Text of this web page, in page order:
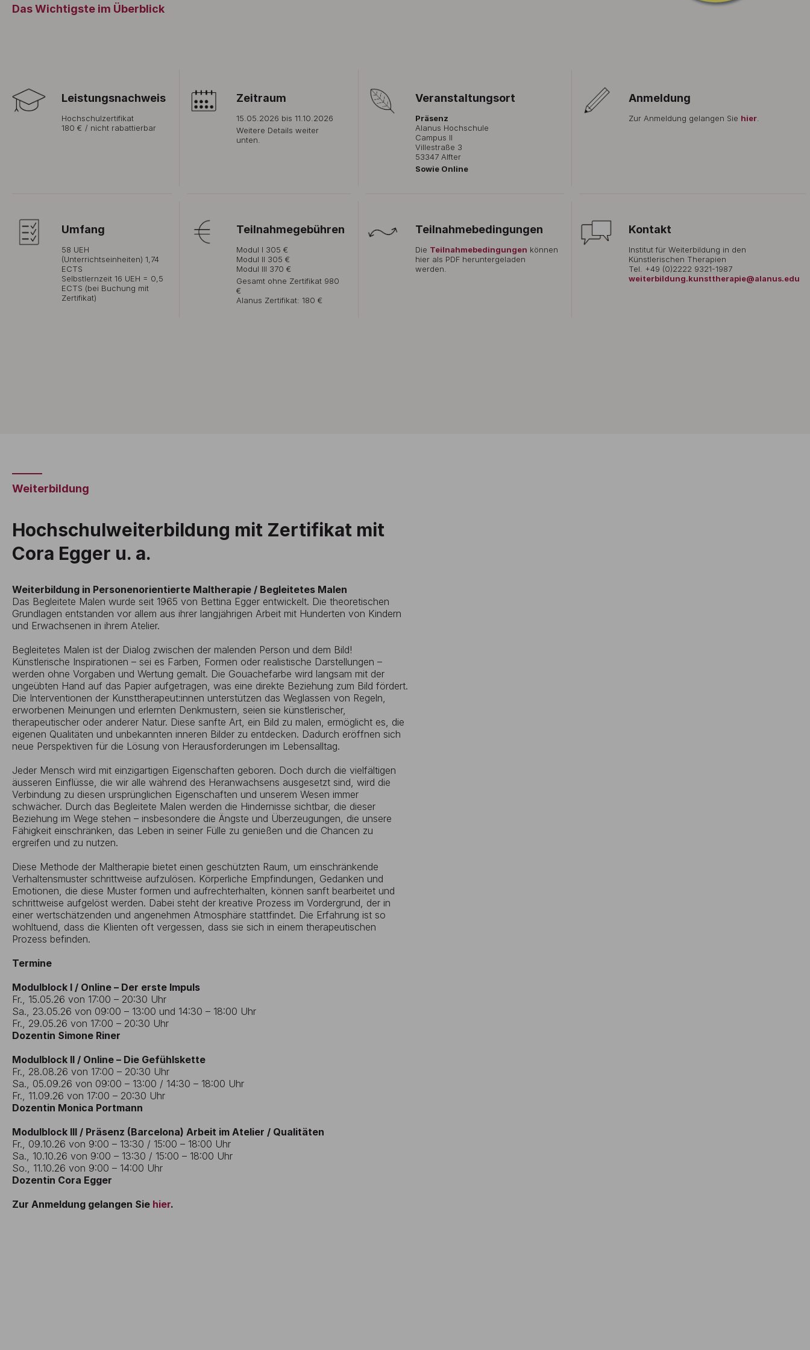
Das Wichtigste im Überblick
Leistungsnachweis
Hochschulzertifikat
180 € / nicht rabattierbar
Zeitraum
15.05.2026 bis 11.10.2026
Weitere Details weiter
unten.
Veranstaltungsort
Präsenz
Alanus Hochschule
Campus II
Villestraße 3
53347 Alfter
Sowie Online
Anmeldung
Zur Anmeldung gelangen Sie hier
Umfang
58 UEH
(Unterrichtseinheiten) 1,74
ECTS
Selbstlernzeit 16 UEH = 0,5
ECTS (bei Buchung mit
Zertifikat)
Teilnahmegebühren
Modul I 305 €
Modul II 305 €
Modul III 370 €
Gesamt ohne Zertifikat 980
€
Alanus Zertifikat: 180 €
Teilnahmebedingungen
Die Teilnahmebedingungen können
hier als PDF heruntergeladen
werden.
Kontakt
Institut für Weiterbildung in den
Künstlerischen Therapien
Tel. +49 (0)2222 9321-1987
weiterbildung.kunsttherapie@alanus.edu
Weiterbildung
Hochschulweiterbildung mit Zertifikat mit
Cora Egger u. a.
Weiterbildung in Personenorientierte Maltherapie / Begleitetes Malen
Das Begleitete Malen wurde seit 1965 von Bettina Egger entwickelt. Die theoretischen
Grundlagen entstanden vor allem aus ihrer langjährigen Arbeit mit Hunderten von Kindern
und Erwachsenen in ihrem Atelier.
Begleitetes Malen ist der Dialog zwischen der malenden Person und dem Bild!
Künstlerische Inspirationen – sei es Farben, Formen oder realistische Darstellungen –
werden ohne Vorgaben und Wertung gemalt. Die Gouachefarbe wird langsam mit der
ungeübten Hand auf das Papier aufgetragen, was eine direkte Beziehung zum Bild fördert.
Die Interventionen der Kunsttherapeut:innen unterstützen das Weglassen von Regeln,
erworbenen Meinungen und erlernten Denkmustern, seien sie künstlerischer,
therapeutischer oder anderer Natur. Diese sanfte Art, ein Bild zu malen, ermöglicht es, die
eigenen Qualitäten und unbekannten inneren Bilder zu entdecken. Dadurch eröffnen sich
neue Perspektiven für die Lösung von Herausforderungen im Lebensalltag.
Jeder Mensch wird mit einzigartigen Eigenschaften geboren. Doch durch die vielfältigen
äusseren Einflüsse, die wir alle während des Heranwachsens ausgesetzt sind, wird die
Verbindung zu diesen ursprünglichen Eigenschaften und unserem Wesen immer
schwächer. Durch das Begleitete Malen werden die Hindernisse sichtbar, die dieser
Beziehung im Wege stehen – insbesondere die Ängste und Überzeugungen, die unsere
Fähigkeit einschränken, das Leben in seiner Fülle zu genießen und die Chancen zu
ergreifen und zu nutzen.
Diese Methode der Maltherapie bietet einen geschützten Raum, um einschränkende
Verhaltensmuster schrittweise aufzulösen. Körperliche Empfindungen, Gedanken und
Emotionen, die diese Muster formen und aufrechterhalten, können sanft bearbeitet und
schrittweise aufgelöst werden. Dabei steht der kreative Prozess im Vordergrund, der in
einer wertschätzenden und angenehmen Atmosphäre stattfindet. Die Erfahrung ist so
wohltuend, dass die Klienten oft vergessen, dass sie sich in einem therapeutischen
Prozess befinden.
Termine
Modulblock I / Online – Der erste Impuls
Fr., 15.05.26 von 17:00 – 20:30 Uhr
Sa., 23.05.26 von 09:00 – 13:00 und 14:30 – 18:00 Uhr
Fr., 29.05.26 von 17:00 – 20:30 Uhr
Dozentin Simone Riner
Modulblock II / Online – Die Gefühlskette
Fr., 28.08.26 von 17:00 – 20:30 Uhr
Sa., 05.09.26 von 09:00 – 13:00 / 14:30 – 18:00 Uhr
Fr., 11.09.26 von 17:00 – 20:30 Uhr
Dozentin Monica Portmann
Modulblock III / Präsenz (Barcelona) Arbeit im Atelier / Qualitäten
Fr., 09.10.26 von 9:00 – 13:30 / 15:00 – 18:00 Uhr
Sa., 10.10.26 von 9:00 – 13:30 / 15:00 – 18:00 Uhr
So., 11.10.26 von 9:00 – 14:00 Uhr
Dozentin Cora Egger
Zur Anmeldung gelangen Sie hier.